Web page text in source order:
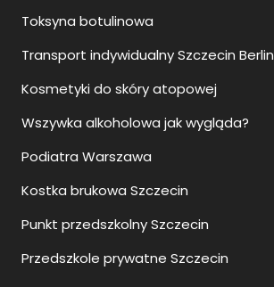
Toksyna botulinowa
Transport indywidualny Szczecin Berlin
Kosmetyki do skóry atopowej
Wszywka alkoholowa jak wygląda?
Podiatra Warszawa
Kostka brukowa Szczecin
Punkt przedszkolny Szczecin
Przedszkole prywatne Szczecin